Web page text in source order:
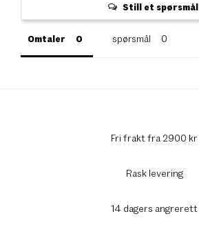
Still et spørsmål
Omtaler spørsmål
Fri frakt fra 2900 kr
Rask levering
14 dagers angrerett